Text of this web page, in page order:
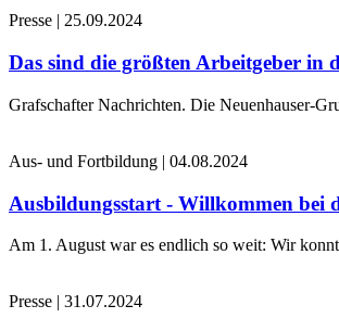
Presse | 25.09.2024
Das sind die größten Arbeitgeber in
Grafschafter Nachrichten. Die Neuenhauser-
Aus- und Fortbildung | 04.08.2024
Ausbildungsstart - Willkommen bei
Am 1. August war es endlich so weit: Wir
Presse | 31.07.2024